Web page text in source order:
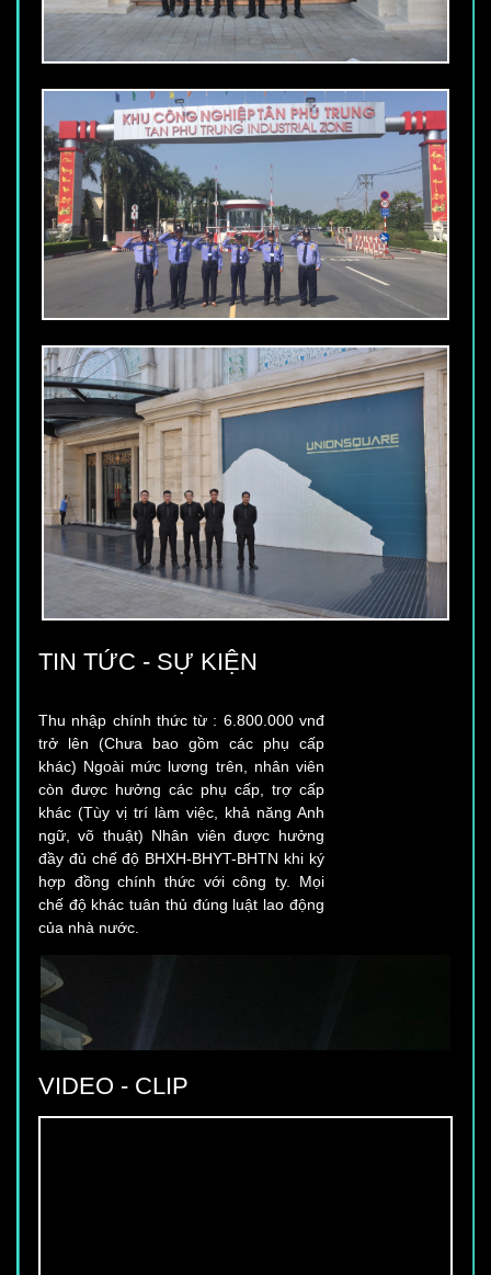
TIN TỨC - SỰ KIỆN
Với năng lực điều tra của mình, các
Thám tử Yuki Sepre 24 sẽ giúp bạn thu
thập, cập nhật thông tin theo yêu cầu và
đối tượng bạn đề cập. Nhờ vậy, bạn sẽ
sớm xoá bỏ những nỗi băn khoăn, lo
lắng, thấp thỏm với các cá nhân, các vấn
đề… Thám tử Yuki sepre 24 là một
trong những đơn vị chuyên cung cấp
dịch vụ thám tử chất lượng và uy tín tại
Việt Nam. Dịch vụ điều tra thông tin của
Thám tử Yuki Sepre 24 ghi điểm bởi
những đặc điểm nổi trội sau đây:
CẦN TUYỂN 50 NHÂN VIÊN BẢO VỆ
TÒA NHÀ
trở lên (Chưa bao gồm các phụ cấp
khác) Ngoài mức lương trên, nhân viên
còn được hưởng các phụ cấp, trợ cấp
khác (Tùy vị trí làm việc, khả năng Anh
ngữ, võ thuật) Nhân viên được hưởng
đầy đủ chế độ BHXH-BHYT-BHTN khi ký
hợp đồng chính thức với công ty. Mọi
chế độ khác tuân thủ đúng luật lao động
của nhà nước.
VIDEO - CLIP